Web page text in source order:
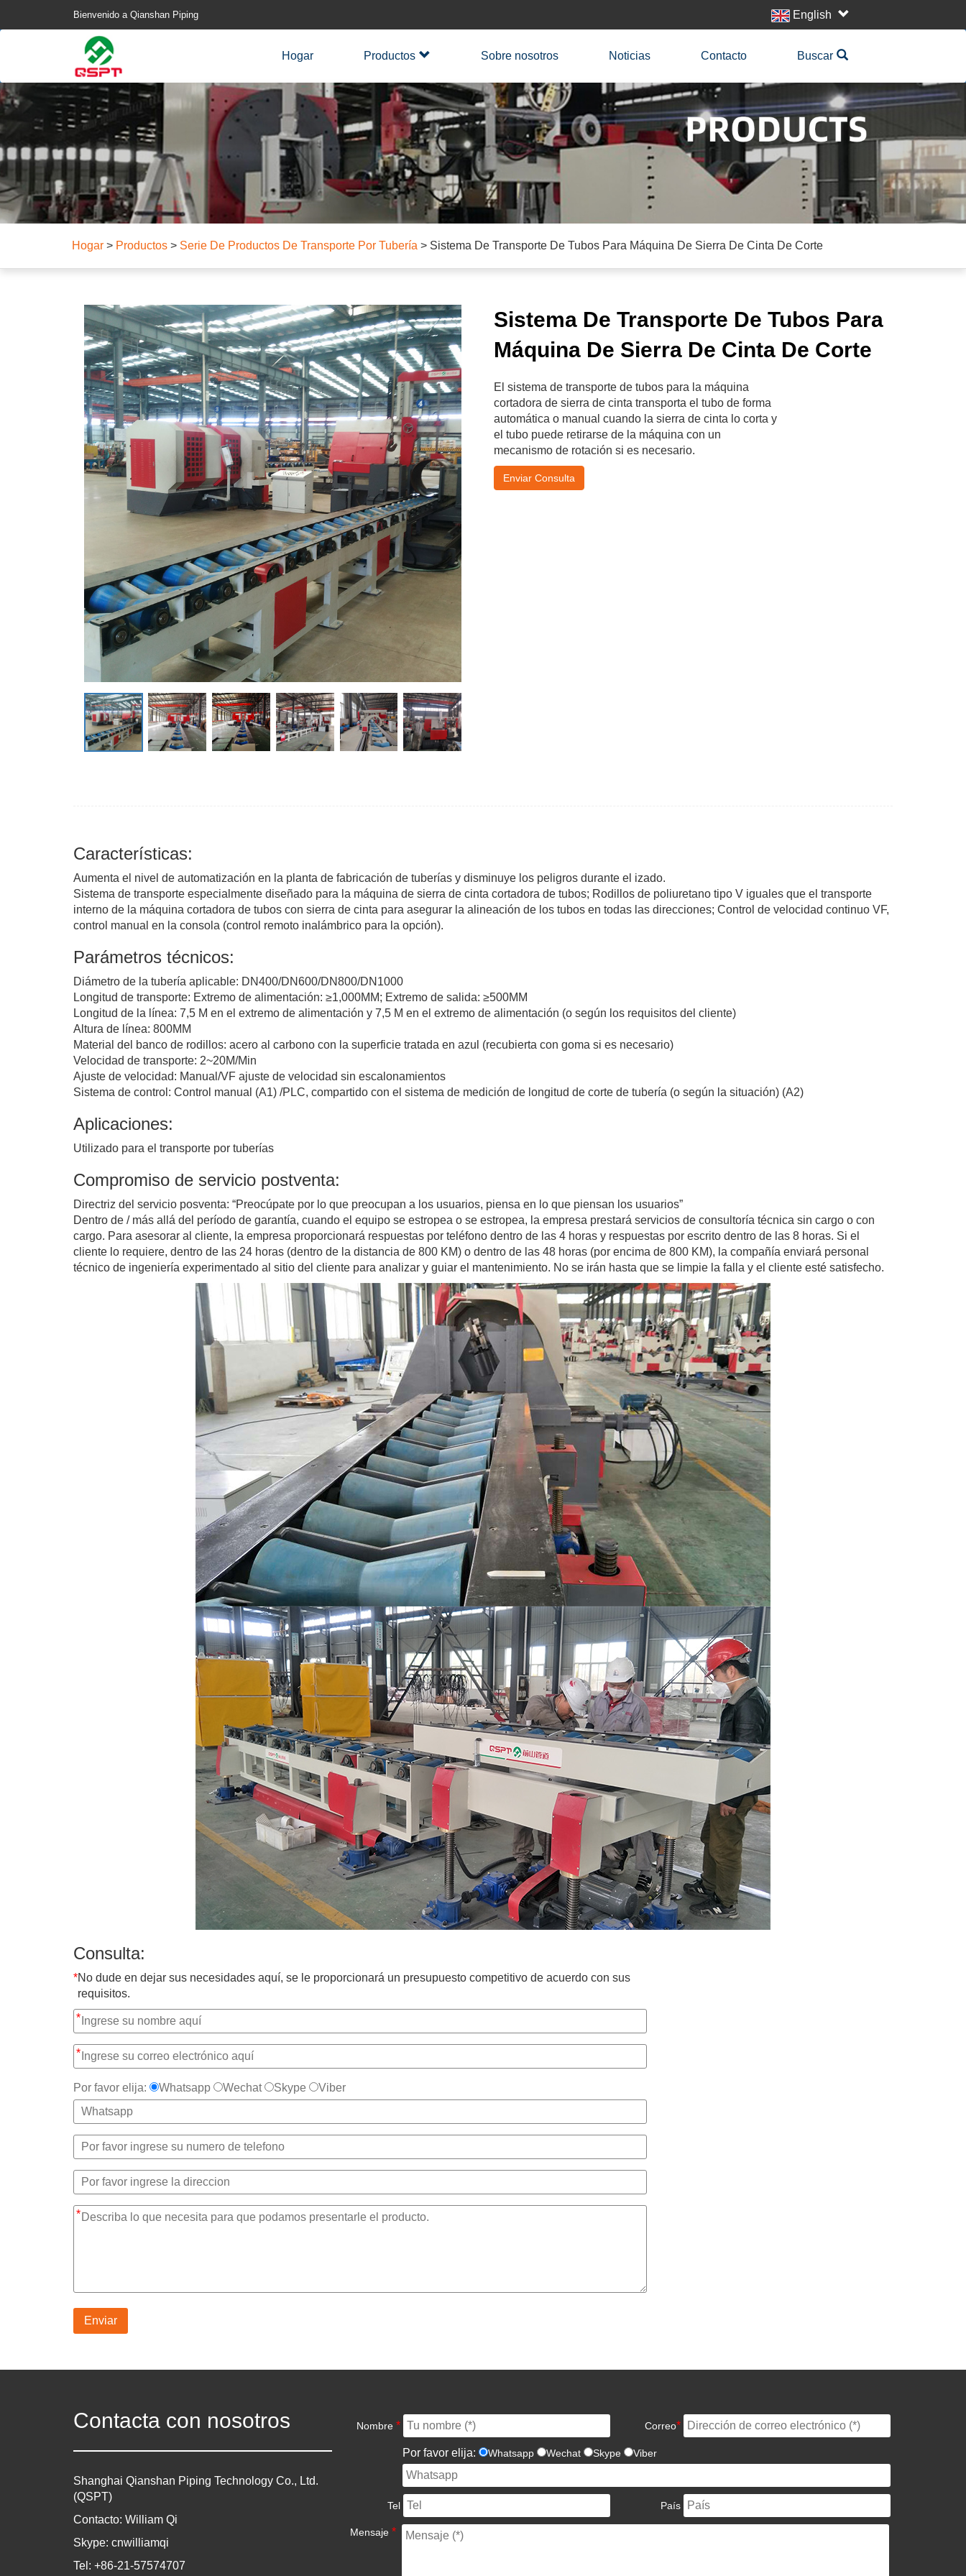
Bienvenido a Qianshan Piping English
Hogar Productos Sobre nosotros Noticias Contacto Buscar
Hogar > Productos > Serie De Productos De Transporte Por Tubería > Sistema De Transporte De Tubos Para Máquina De Sierra De Cinta De Corte
Sistema De Transporte De Tubos Para
Máquina De Sierra De Cinta De Corte
El sistema de transporte de tubos para la máquina
cortadora de sierra de cinta transporta el tubo de forma
automática o manual cuando la sierra de cinta lo corta y
el tubo puede retirarse de la máquina con un
mecanismo de rotación si es necesario.
Enviar Consulta
Características:
Aumenta el nivel de automatización en la planta de fabricación de tuberías y disminuye los peligros durante el izado.
Sistema de transporte especialmente diseñado para la máquina de sierra de cinta cortadora de tubos; Rodillos de poliuretano tipo V iguales que el transporte
interno de la máquina cortadora de tubos con sierra de cinta para asegurar la alineación de los tubos en todas las direcciones; Control de velocidad continuo VF,
control manual en la consola (control remoto inalámbrico para la opción).
Parámetros técnicos:
Diámetro de la tubería aplicable: DN400/DN600/DN800/DN1000
Longitud de transporte: Extremo de alimentación: ≥1,000MM; Extremo de salida: ≥500MM
Longitud de la línea: 7,5 M en el extremo de alimentación y 7,5 M en el extremo de alimentación (o según los requisitos del cliente)
Altura de línea: 800MM
Material del banco de rodillos: acero al carbono con la superficie tratada en azul (recubierta con goma si es necesario)
Velocidad de transporte: 2~20M/Min
Ajuste de velocidad: Manual/VF ajuste de velocidad sin escalonamientos
Sistema de control: Control manual (A1) /PLC, compartido con el sistema de medición de longitud de corte de tubería (o según la situación) (A2)
Aplicaciones:
Utilizado para el transporte por tuberías
Compromiso de servicio postventa:
Directriz del servicio posventa: “Preocúpate por lo que preocupan a los usuarios, piensa en lo que piensan los usuarios”
Dentro de / más allá del período de garantía, cuando el equipo se estropea o se estropea, la empresa prestará servicios de consultoría técnica sin cargo o con
cargo. Para asesorar al cliente, la empresa proporcionará respuestas por teléfono dentro de las 4 horas y respuestas por escrito dentro de las 8 horas. Si el
cliente lo requiere, dentro de las 24 horas (dentro de la distancia de 800 KM) o dentro de las 48 horas (por encima de 800 KM), la compañía enviará personal
técnico de ingeniería experimentado al sitio del cliente para analizar y guiar el mantenimiento. No se irán hasta que se limpie la falla y el cliente esté satisfecho.
Consulta:
*No dude en dejar sus necesidades aquí, se le proporcionará un presupuesto competitivo de acuerdo con sus
requisitos.
*
*
Por favor elija: Whatsapp Wechat Skype Viber
*
Enviar
Contacta con nosotros
Shanghai Qianshan Piping Technology Co., Ltd.
(QSPT)
Contacto: William Qi
Skype: cnwilliamqi
Tel: +86-21-57574707
Nombre * Correo*
Por favor elija: Whatsapp Wechat Skype Viber
Tel País
Mensaje *